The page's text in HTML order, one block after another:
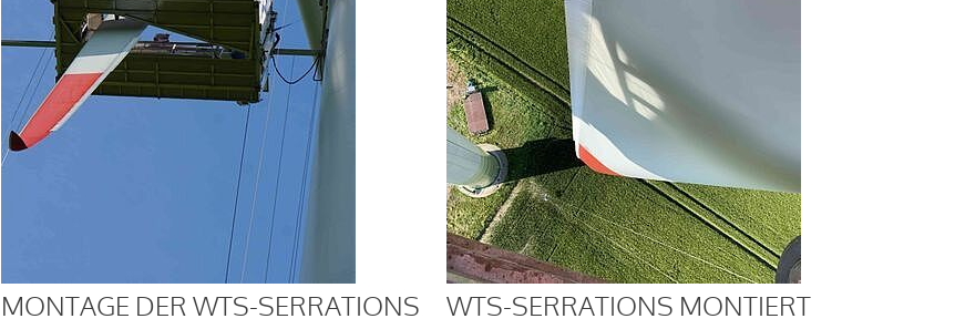
MONTAGE DER WTS-SERRATIONS WTS-SERRATIONS MONTIERT